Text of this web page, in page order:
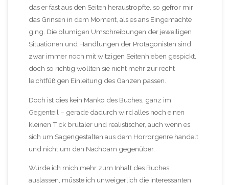
das er fast aus den Seiten heraustropfte, so gefror mir
das Grinsen in dem Moment, als es ans Eingemachte
ging. Die blumigen Umschreibungen der jeweiligen
Situationen und Handlungen der Protagonisten sind
zwar immer noch mit witzigen Seitenhieben gespickt,
doch so richtig wollten sie nicht mehr zur recht
leichtfüßigen Einleitung des Ganzen passen.
Doch ist dies kein Manko des Buches, ganz im
Gegenteil – gerade dadurch wird alles noch einen
kleinen Tick brutaler und realistischer, auch wenn es
sich um Sagengestalten aus dem Horrorgenre handelt
und nicht um den Nachbarn gegenüber.
Würde ich mich mehr zum Inhalt des Buches
auslassen, müsste ich unweigerlich die interessanten